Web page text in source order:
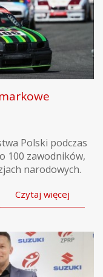
Polski podczas
100 zawodników,
narodowych.
Czytaj więcej